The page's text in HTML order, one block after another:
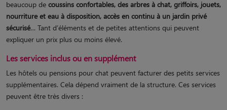
beaucoup de coussins confortables, des arbres à chat, griffoirs, jouets,
nourriture et eau à disposition, accès en continu à un jardin privé
sécurisé… Tant d’éléments et de petites attentions qui peuvent
expliquer un prix plus ou moins élevé.
Les services inclus ou en supplément
Les hôtels ou pensions pour chat peuvent facturer des petits services
supplémentaires. Cela dépend vraiment de la structure. Ces services
peuvent être très divers :